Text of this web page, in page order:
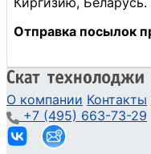
О компании Контакты
+7 (495) 663-73-29